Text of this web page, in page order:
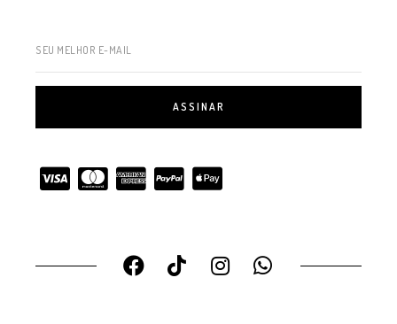
SEU MELHOR E-MAIL